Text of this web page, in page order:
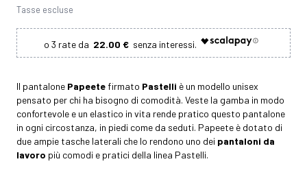
Tasse escluse
22.00 €
Il pantalone Papeetefirmato Pastelli è un modello unisex
pensato per chi ha bisogno di comodità. Veste la gamba in modo
confortevole e un elastico in vita rende pratico questo pantalone
in ogni circostanza, in piedi come da seduti. Papeete è dotato di
due ampie tasche laterali che lo rendono uno dei pantaloni da
lavoro più comodi e pratici della linea Pastelli.